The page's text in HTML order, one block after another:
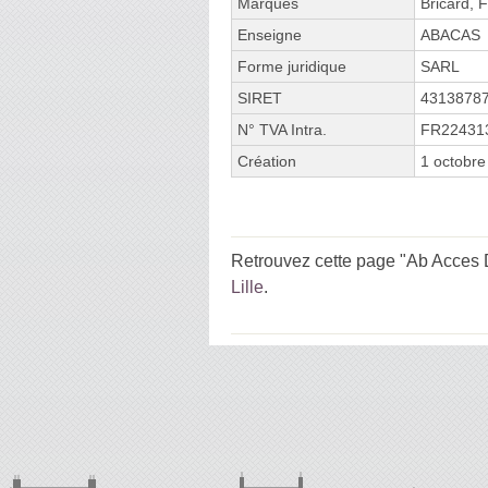
Enseigne
ABACAS
Forme juridique
SARL
SIRET
N° TVA Intra.
Création
1
Retrouvez cette page "Ab
Lille.